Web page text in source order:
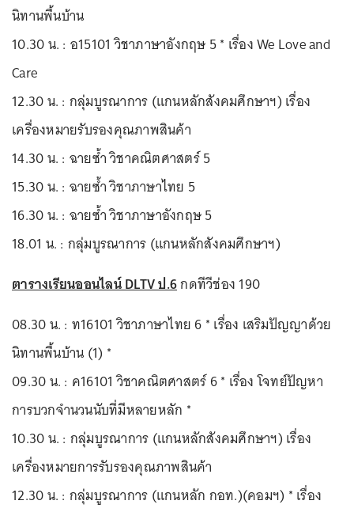
นิทานพื้นบ้าน
10.30 น. : อ15101 วิชาภาษาอังกฤษ 5 * เรื่อง We Love and
Care
12.30 น. : กลุ่มบูรณาการ (แกนหลักสังคมศึกษาฯ) เรื่อง
เครื่องหมายรับรองคุณภาพสินค้า
14.30 น. : ฉายซ้ำ วิชาคณิตศาสตร์ 5
15.30 น. : ฉายซ้ำ วิชาภาษาไทย 5
16.30 น. : ฉายซ้ำ วิชาภาษาอังกฤษ 5
18.01 น. : กลุ่มบูรณาการ (แกนหลักสังคมศึกษาฯ)
ตารางเรียนออนไลน์ DLTV ป.6กดทีวีช่อง 190
08.30 น. : ท16101 วิชาภาษาไทย 6 * เรื่อง เสริมปัญญาด้วย
นิทานพื้นบ้าน (1) *
09.30 น. : ค16101 วิชาคณิตศาสตร์ 6 * เรื่อง โจทย์ปัญหา
การบวกจำนวนนับที่มีหลายหลัก *
10.30 น. : กลุ่มบูรณาการ (แกนหลักสังคมศึกษาฯ) เรื่อง
เครื่องหมายการรับรองคุณภาพสินค้า
12.30 น. : กลุ่มบูรณาการ (แกนหลัก กอท.)(คอมฯ) * เรื่อง